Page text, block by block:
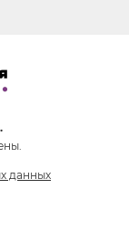
данных